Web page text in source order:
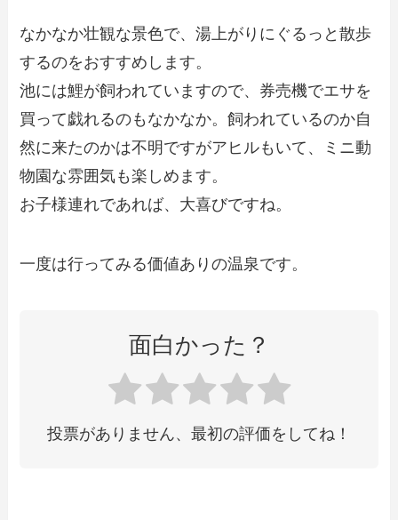
なかなか壮観な景色で、湯上がりにぐるっと散歩
するのをおすすめします。
池には鯉が飼われていますので、券売機でエサを
買って戯れるのもなかなか。飼われているのか自
然に来たのかは不明ですがアヒルもいて、ミニ動
物園な雰囲気も楽しめます。
お子様連れであれば、大喜びですね。
一度は行ってみる価値ありの温泉です。
面白かった？
投票がありません、最初の評価をしてね！